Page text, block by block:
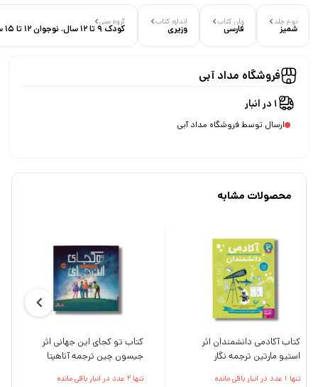
نوع جلد
شمیز
زبان کتاب
فارسی
اندازه کتاب
وزیری
گروه سنی
کودک 9 تا 12 سال، نوجوان 12 تا 15 سال
فروشگاه مداد آبی
1 در انبار
ارسال توسط فروشگاه مداد آبی
محصولات مشابه
کتاب آکادمی دانشمندان اثر
استیو مارتین ترجمه نگار
تنها 1 عدد در انبار باقی مانده
کتاب تو کجای این جهانی اثر
جیسون چین ترجمه آناهیتا
تنها 2 عدد در انبار باقی مانده